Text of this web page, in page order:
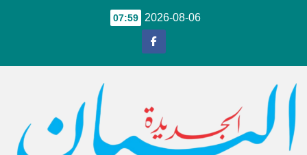
2026-08-06
07:59